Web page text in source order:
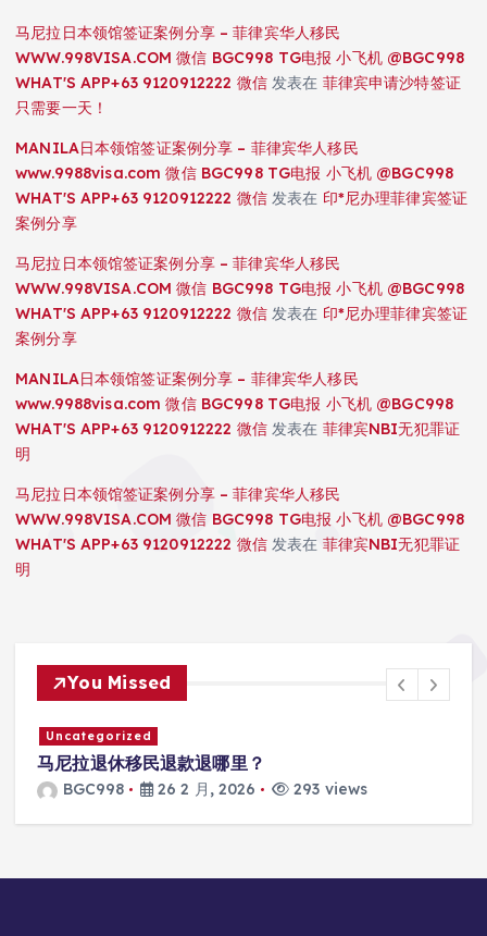
马尼拉日本领馆签证案例分享 – 菲律宾华人移民
WWW.998VISA.COM 微信 BGC998 TG电报 小飞机 @BGC998
WHAT'S APP+63 9120912222 微信发表在 菲律宾申请沙特签证
只需要一天！
MANILA日本领馆签证案例分享 – 菲律宾华人移民
www.9988visa.com 微信 BGC998 TG电报 小飞机 @BGC998
WHAT'S APP+63 9120912222 微信发表在 印*尼办理菲律宾签证
案例分享
马尼拉日本领馆签证案例分享 – 菲律宾华人移民
WWW.998VISA.COM 微信 BGC998 TG电报 小飞机 @BGC998
WHAT'S APP+63 9120912222 微信发表在 印*尼办理菲律宾签证
案例分享
MANILA日本领馆签证案例分享 – 菲律宾华人移民
www.9988visa.com 微信 BGC998 TG电报 小飞机 @BGC998
WHAT'S APP+63 9120912222 微信发表在 菲律宾NBI无犯罪证
明
马尼拉日本领馆签证案例分享 – 菲律宾华人移民
WWW.998VISA.COM 微信 BGC998 TG电报 小飞机 @BGC998
WHAT'S APP+63 9120912222 微信发表在 菲律宾NBI无犯罪证
明
You Missed
Uncategorized
马尼拉退休移民退款退哪里？
BGC998 26 2 月, 2026 293 views